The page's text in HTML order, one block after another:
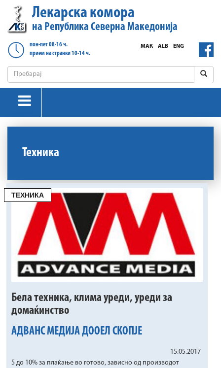
Лекарска комора
на Република Северна Македонија
пон-пет 08-16 ч.
прием на странки 10-14 ч.
ENG
ALB
МАК
Техника
ТЕХНИКА
Бела техника, клима уреди, уреди за
домаќинство
АДВАНС МЕДИЈА ДООЕЛ СКОПЈЕ
15.05.2017
5 до 10% за плаќање во готово, зависно од производот